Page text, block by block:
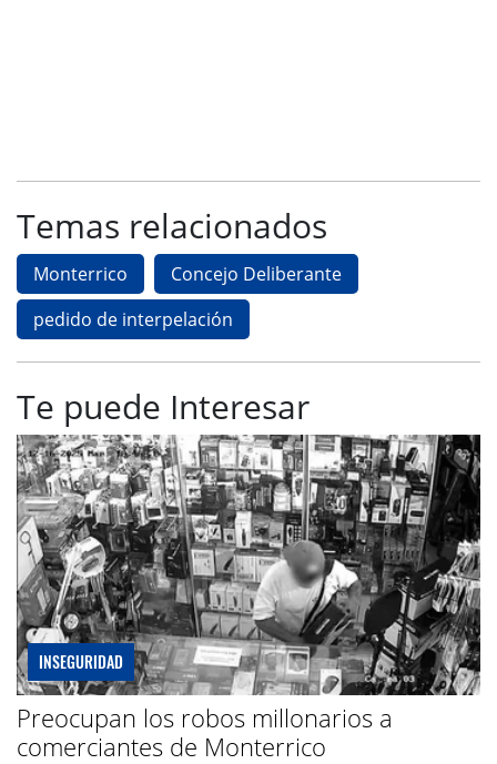
Temas relacionados
Monterrico
Concejo Deliberante
pedido de interpelación
Te puede Interesar
INSEGURIDAD
Preocupan los robos millonarios a
comerciantes de Monterrico